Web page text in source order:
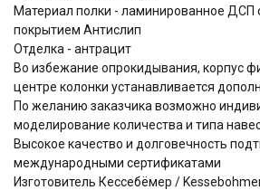
Материал полки - ламинированное ДСП
покрытием Aнтислип
Отделка - антрацит
Во избежание опрокидывания, корпус
центре колонки устанавливается
По желанию заказчика возможно
моделирование количества и типа
Высокое качество и долговечность
международными сертификатами
Изготовитель Кессебёмер /